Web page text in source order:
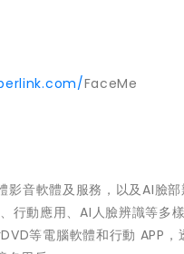
FaceMe
音軟體及服務，以及AI臉
動應用、AI人臉辨識等多
等電腦軟體和行動 APP